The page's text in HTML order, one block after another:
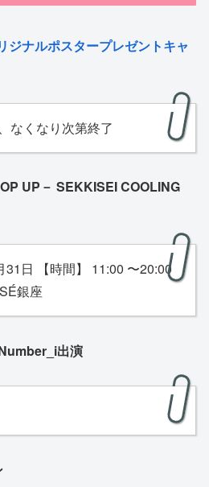
ジナルポスタープレゼントキャ
なくなり次第終了
UP－ SEKKISEI COOLING
31日 【時間】 11:00 〜20:00
銀座
出演